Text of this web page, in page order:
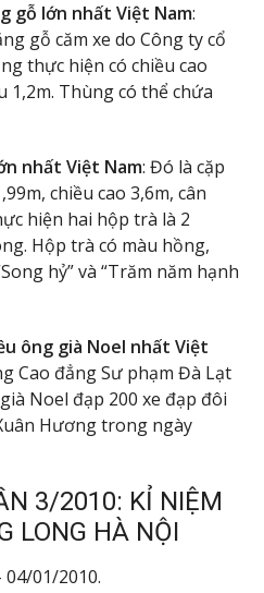
gỗ lớn nhất Việt Nam:
gỗ căm xe do Công ty cổ
thực hiện có chiều cao
1,2m. Thùng có thể chứa
nhất Việt Nam: Đó là cặp
chiều cao 3,6m, cân
hiện hai hộp trà là 2
Hộp trà có màu hồng,
hỷ” và “Trăm năm hạnh
ông già Noel nhất Việt
Cao đẳng Sư phạm Đà Lạt
Noel đạp 200 xe đạp đôi
Hương trong ngày
3/2010: KỈ NIỆM
LONG HÀ NỘI
01/2010.